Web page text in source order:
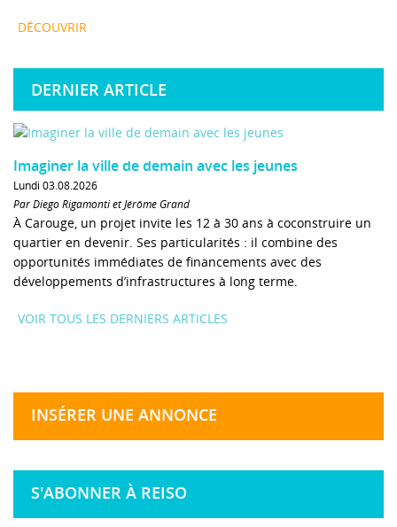
DÉCOUVRIR
DERNIER ARTICLE
Imaginer la ville de demain avec les jeunes
Lundi 03.08.2026
Par Diego Rigamonti et Jérôme Grand
À Carouge, un projet invite les 12 à 30 ans à coconstruire un
quartier en devenir. Ses particularités : il combine des
opportunités immédiates de financements avec des
développements d’infrastructures à long terme.
VOIR TOUS LES DERNIERS ARTICLES
INSÉRER UNE ANNONCE
S'ABONNER À REISO